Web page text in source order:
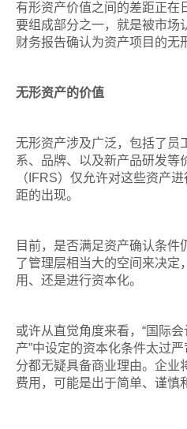
有形资产价值之间的差距正在
要组成部分之一，就是被市场
财务报告确认为资产项目的无
无形资产的价值
无形资产涉及广泛，包括了员
系、品牌、以及新产品研发等
（IFRS）仅允许对这些资产
距的出现。
目前，是否满足资产确认条件
了管理层相当大的空间来决
用、还是进行资本化。
或许从直觉角度来看，“国际
产”中设定的资本化条件太过
分都无疑具备商业理由。企业
费用，可能是出于简单、谨慎